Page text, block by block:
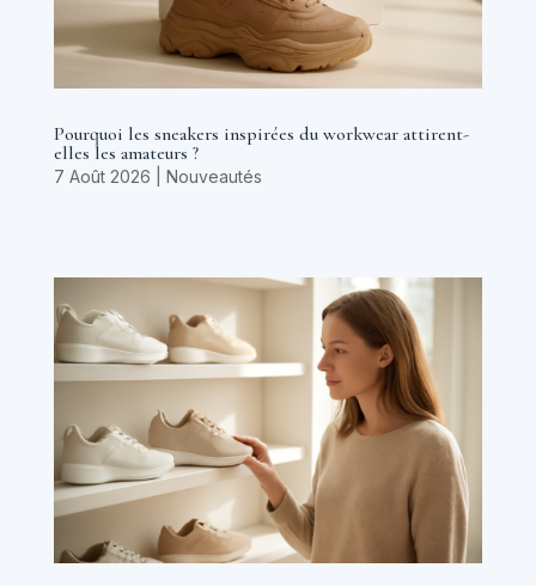
Pourquoi les sneakers inspirées du workwear attirent-
elles les amateurs ?
7 Août 2026 Nouveautés